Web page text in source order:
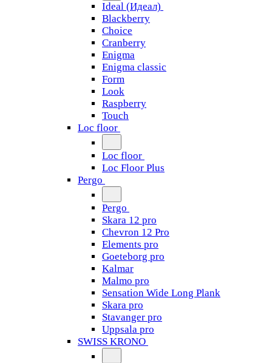
Ideal (Идеал)
Blackberry
Choice
Cranberry
Enigma
Enigma classic
Form
Look
Raspberry
Touch
Loc floor
Loc floor
Loc Floor Plus
Pergo
Pergo
Skara 12 pro
Chevron 12 Pro
Elements pro
Goeteborg pro
Kalmar
Malmo pro
Sensation Wide Long Plank
Skara pro
Stavanger pro
Uppsala pro
SWISS KRONO